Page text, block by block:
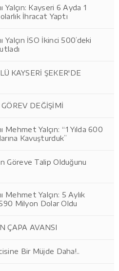
Yalçın: Kayseri 6 Ayda 1
İhracat Yaptı
Yalçın İSO İkinci 500’deki
KAYSERİ ŞEKER'DE
DEĞİŞİMİ
Mehmet Yalçın: “1 Yılda 600
Kavuşturduk”
Göreve Talip Olduğunu
Mehmet Yalçın: 5 Aylık
Milyon Dolar Oldu
ÇAPA AVANSI
Bir Müjde Daha!..